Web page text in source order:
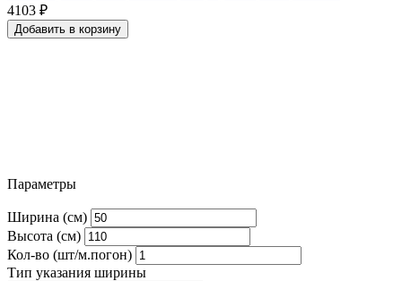
4103 ₽
Добавить в корзину
Параметры
Ширина (см)
Высота (см)
Кол-во (шт/м.погон)
Тип указания ширины